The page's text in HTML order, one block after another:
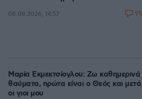
08.08.2026, 14:57 95
Μαρία Εκμεκτσίογλου: Ζω καθημερινά
θαύματα, πρώτα είναι ο Θεός και μετά
οι γιοι μου